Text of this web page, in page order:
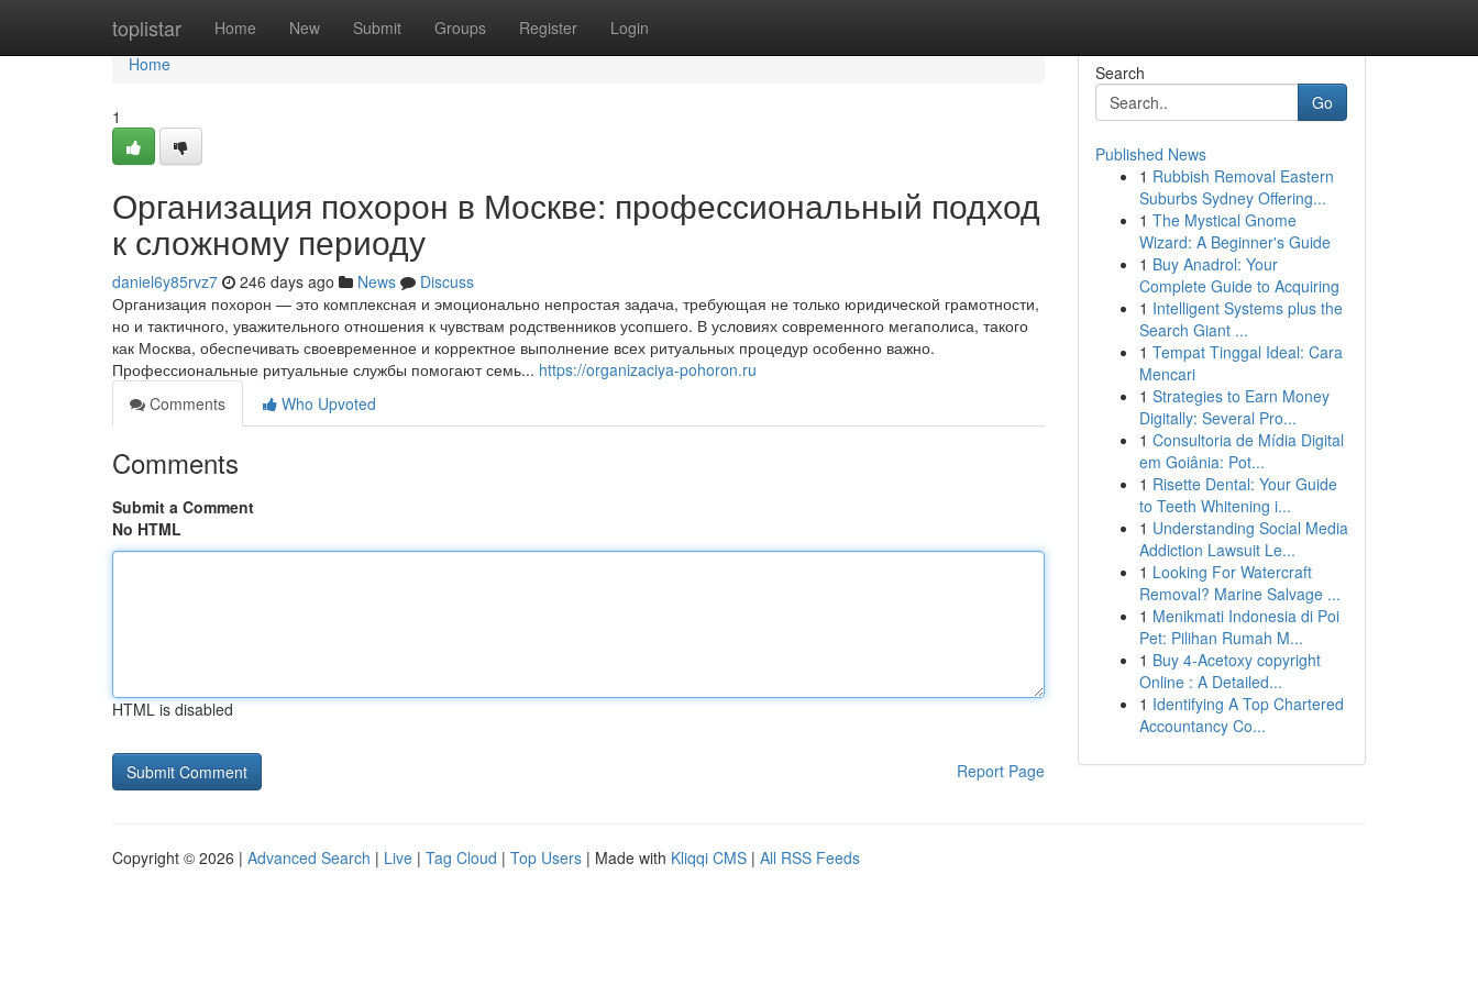
toplistar Home New Submit Groups Register Login
Home
Home
1
Организация похорон в Москве: профессиональный подход
к сложному периоду
daniel6y85rvz7 246 days ago News
Discuss
Организация похорон — это комплексная и эмоционально непростая задача, требующая не только юридической грамотности,
но и тактичного, уважительного отношения к чувствам родственников усопшего. В условиях современного мегаполиса, такого
как Москва, обеспечивать своевременное и корректное выполнение всех ритуальных процедур особенно важно.
Профессиональные ритуальные службы помогают семь... https://organizaciya-pohoron.ru
Comments
Who Upvoted
Comments
Submit a Comment
No HTML
HTML is disabled
Report Page
Search
Go
Published News
1 Rubbish Removal Eastern
Suburbs Sydney Offering...
1 The Mystical Gnome
Wizard: A Beginner's Guide
1 Buy Anadrol: Your
Complete Guide to Acquiring
1 Intelligent Systems plus the
Search Giant ...
1 Tempat Tinggal Ideal: Cara
Mencari
1 Strategies to Earn Money
Digitally: Several Pro...
1 Consultoria de Mídia Digital
em Goiânia: Pot...
1 Risette Dental: Your Guide
to Teeth Whitening i...
1 Understanding Social Media
Addiction Lawsuit Le...
1 Looking For Watercraft
Removal? Marine Salvage ...
1 Menikmati Indonesia di Poi
Pet: Pilihan Rumah M...
1 Buy 4-Acetoxy copyright
Online : A Detailed...
1 Identifying A Top Chartered
Accountancy Co...
Copyright © 2026 | Advanced Search | Live | Tag Cloud | Top Users | Made with Kliqqi CMS | All RSS Feeds